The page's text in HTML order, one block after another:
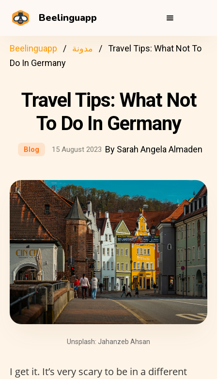
Beelinguapp
Beelinguapp مدونة
Travel Tips: What Not To
Do In Germany
Travel Tips: What Not
To Do In Germany
Blog 15 August 2023 By Sarah Angela Almaden
Unsplash: Jahanzeb Ahsan
I get it. It’s very scary to be in a different